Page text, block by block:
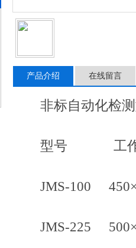
产品介绍 在线留言
非标自动化检测
型号 工作
JMS-100
JMS-225